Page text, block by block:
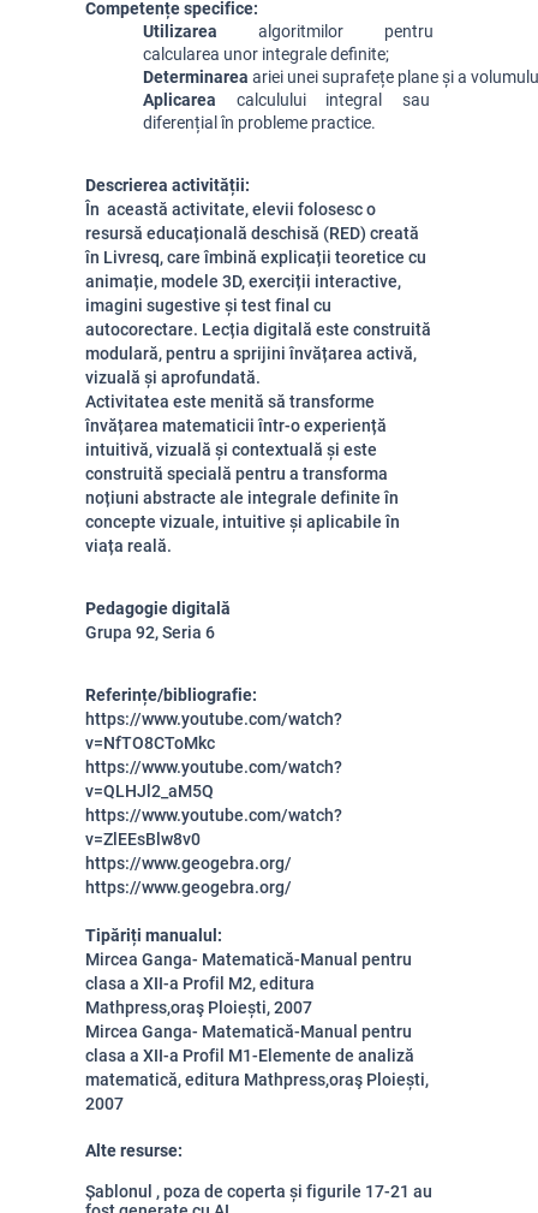
Competențe specifice:
Utilizarea algoritmilor pentru
calcularea unor integrale definite;
Determinarea ariei unei suprafețe plane și a
Aplicarea calculului integral sau
diferențial în probleme practice.
Descrierea activității:
În această activitate, elevii folosesc o
resursă educațională deschisă (RED) creată
în Livresq, care îmbină explicații teoretice cu
animație, modele 3D, exerciții interactive,
imagini sugestive și test final cu
autocorectare. Lecția digitală este construită
modulară, pentru a sprijini învățarea activă,
vizuală și aprofundată.
Activitatea este menită să transforme
învățarea matematicii într-o experiență
intuitivă, vizuală și contextuală și este
construită specială pentru a transforma
noțiuni abstracte ale integrale definite în
concepte vizuale, intuitive și aplicabile în
viața reală.
Pedagogie digitală
Grupa 92, Seria 6
Referințe/bibliografie:
https://www.youtube.com/watch?
v=NfTO8CToMkc
https://www.youtube.com/watch?
v=QLHJl2_aM5Q
https://www.youtube.com/watch?
v=ZlEEsBlw8v0
https://www.geogebra.org/
https://www.geogebra.org/
Tipăriți manualul:
Mircea Ganga- Matematică-Manual pentru
clasa a XII-a Profil M2, editura
Mathpress,oraş Ploiești, 2007
Mircea Ganga- Matematică-Manual pentru
clasa a XII-a Profil M1-Elemente de analiză
matematică, editura Mathpress,oraş Ploiești,
2007
Alte resurse:
Șablonul , poza de coperta și figurile 17-21 au